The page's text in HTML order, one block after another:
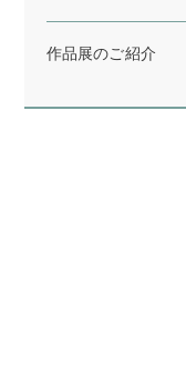
作品展のご紹介